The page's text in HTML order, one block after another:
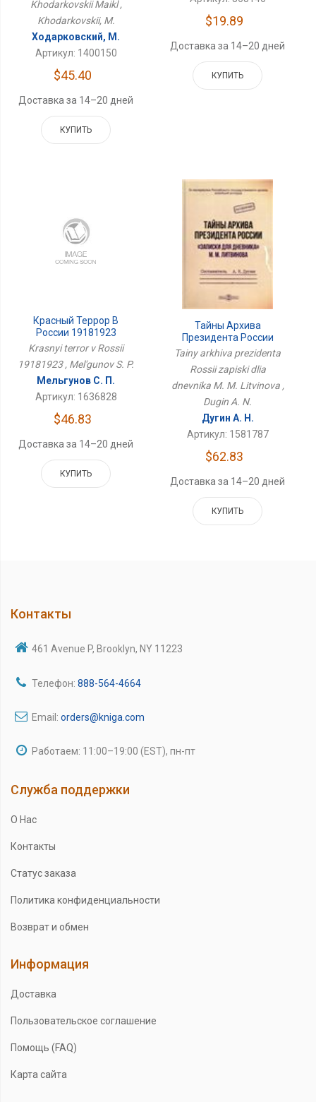
Khodarkovskii Maikl ,
Khodarkovskii, M.
Ходарковский, М.
Артикул: 1400150
$45.40
Доставка за 14–20 дней
КУПИТЬ
$19.89
Доставка за 14–20 дней
КУПИТЬ
Красный Террор В
России 19181923
Krasnyi terror v Rossii
19181923 , Mel'gunov S. P.
Мельгунов С. П.
Артикул: 1636828
$46.83
Доставка за 14–20 дней
КУПИТЬ
Тайны Архива
Президента России
Записки Для Дневника
М. М. Литвинова
Tainy arkhiva prezidenta
Rossii zapiski dlia
dnevnika M. M. Litvinova ,
Dugin A. N.
Дугин А. Н.
Артикул: 1581787
$62.83
Доставка за 14–20 дней
КУПИТЬ
Контакты
461 Avenue P, Brooklyn, NY 11223
Телефон: 888-564-4664
Email: orders@kniga.com
Работаем: 11:00–19:00 (EST), пн-пт
Служба поддержки
О Нас
Контакты
Статус заказа
Политика конфиденциальности
Возврат и обмен
Информация
Доставка
Пользовательское соглашение
Помощь (FAQ)
Карта сайта